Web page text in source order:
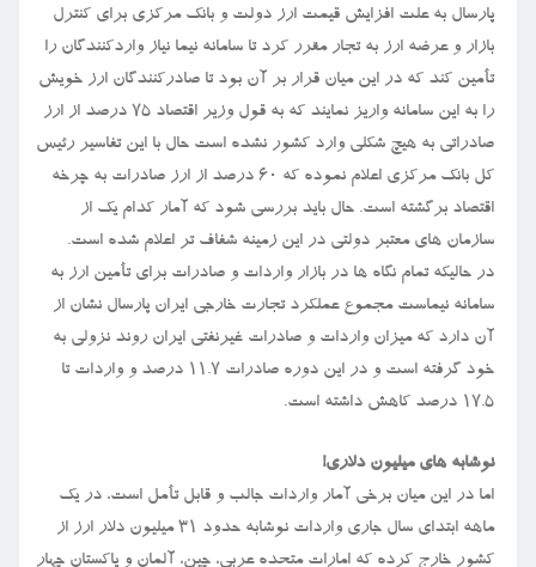
پارسال به علت افزایش قیمت ارز دولت و بانک مرکزی برای کنترل
بازار و عرضه ارز به تجار مقرر کرد تا سامانه نیما نیاز واردکنندگان را
تأمین کند که در این میان قرار بر آن بود تا صادرکنندگان ارز خویش
را به این سامانه واریز نمایند که به قول وزیر اقتصاد ۷۵ درصد از ارز
صادراتی به هیچ شکلی وارد کشور نشده است حال با این تفاسیر رئیس
کل بانک مرکزی اعلام نموده که ۶۰ درصد از ارز صادرات به چرخه
اقتصاد برگشته است. حال باید بررسی شود که آمار کدام یک از
سازمان های معتبر دولتی در این زمینه شفاف تر اعلام شده است.
در حالیکه تمام نگاه ها در بازار واردات و صادرات برای تأمین ارز به
سامانه نیماست مجموع عملکرد تجارت خارجی ایران پارسال نشان از
آن دارد که میزان واردات و صادرات غیرنفتی ایران روند نزولی به
خود گرفته است و در این دوره صادرات ۱۱.۷ درصد و واردات تا
۱۷.۵ درصد کاهش داشته است.
نوشابه های میلیون دلاری!
اما در این میان برخی آمار واردات جالب و قابل تأمل است، در یک
ماهه ابتدای سال جاری واردات نوشابه حدود ۳۱ میلیون دلار ارز از
کشور خارج کرده که امارات متحده عربی، چین، آلمان و پاکستان چهار